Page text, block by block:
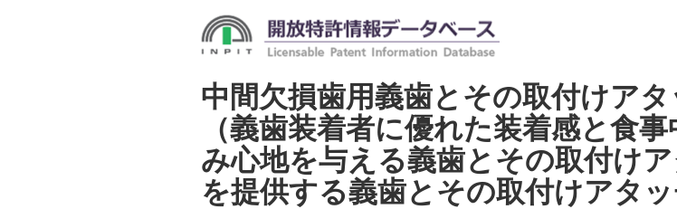
中間欠損歯用義歯とその取付けアタ
（義歯装着者に優れた装着感と食
み心地を与える義歯とその取付け
を提供する義歯とその取付けアタッ